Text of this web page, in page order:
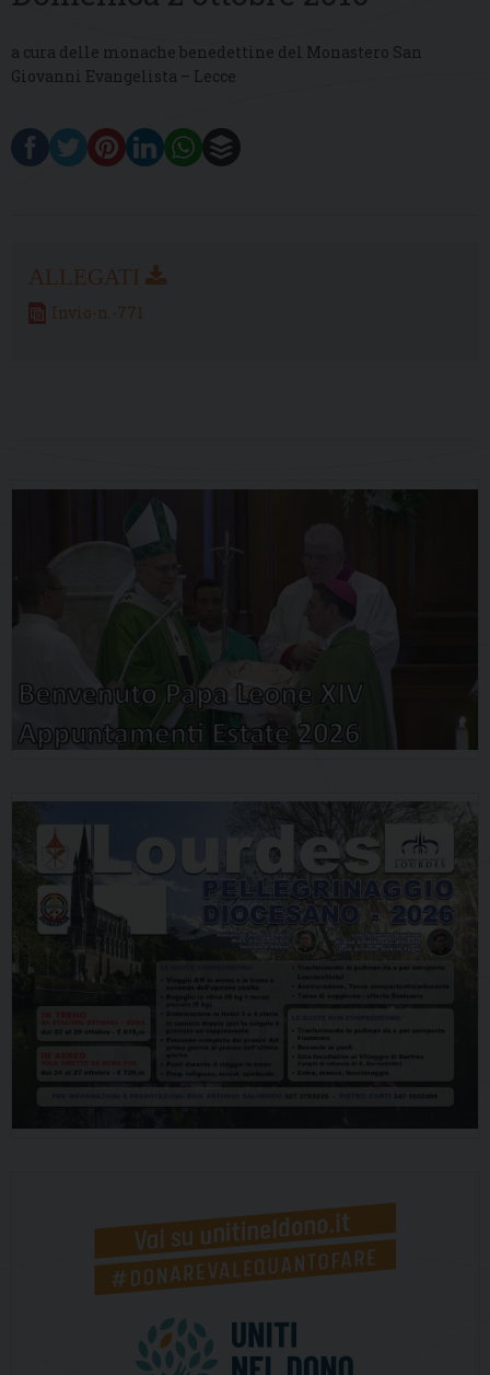
a cura delle monache benedettine del Monastero San
Giovanni Evangelista – Lecce
Invio-n.-771